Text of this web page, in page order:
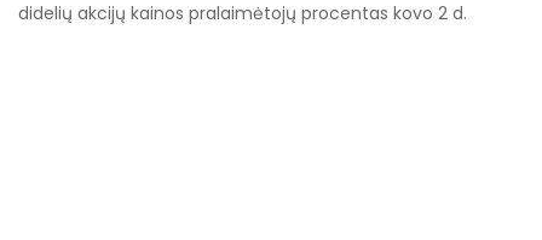
didelių akcijų kainos pralaimėtojų procentas kovo 2 d.